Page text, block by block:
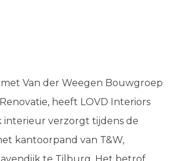
Van der Weegen Bouwgroep
heeft LOVD Interiors
interieur verzorgt tijdens de
kantoorpand van T&W,